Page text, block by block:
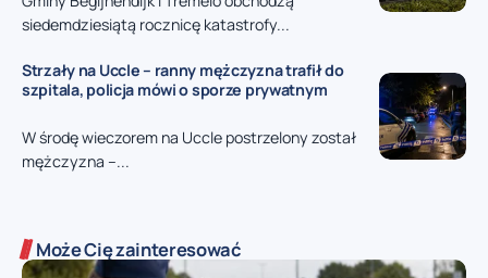
siedemdziesiątą rocznicę katastrofy...
Strzały na Uccle – ranny mężczyzna trafił do
szpitala, policja mówi o sporze prywatnym
W środę wieczorem na Uccle postrzelony został
mężczyzna –...
Może Cię zainteresować